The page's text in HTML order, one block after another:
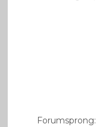
Forumsprong: